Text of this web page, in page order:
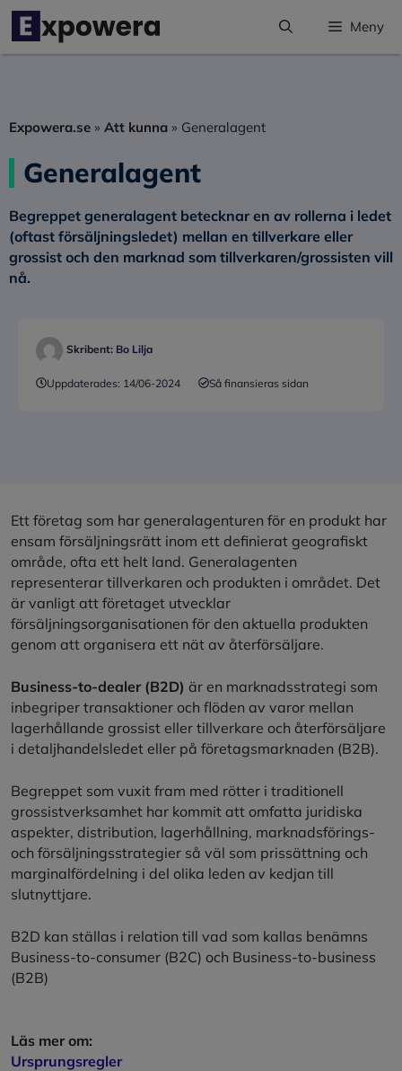
Hoppa
innehåll
Meny
Expowera.se » Att kunna » Generalagent
Generalagent
Begreppet generalagent betecknar en av rollerna i ledet
(oftast försäljningsledet) mellan en tillverkare eller
grossist och den marknad som tillverkaren/grossisten vill
nå.
Skribent: Bo Lilja
Uppdaterades: 14/06-2024 Så finansieras sidan
Ett företag som har generalagenturen för en produkt har
ensam försäljningsrätt inom ett definierat geografiskt
område, ofta ett helt land. Generalagenten
representerar tillverkaren och produkten i området. Det
är vanligt att företaget utvecklar
försäljningsorganisationen för den aktuella produkten
genom att organisera ett nät av återförsäljare.
Business-to-dealer (B2D) är en marknadsstrategi som
inbegriper transaktioner och flöden av varor mellan
lagerhållande grossist eller tillverkare och återförsäljare
i detaljhandelsledet eller på företagsmarknaden (B2B).
Begreppet som vuxit fram med rötter i traditionell
grossistverksamhet har kommit att omfatta juridiska
aspekter, distribution, lagerhållning, marknadsförings-
och försäljningsstrategier så väl som prissättning och
marginalfördelning i del olika leden av kedjan till
slutnyttjare.
B2D kan ställas i relation till vad som kallas benämns
Business-to-consumer (B2C) och Business-to-business
(B2B)
Läs mer om:
Ursprungsregler